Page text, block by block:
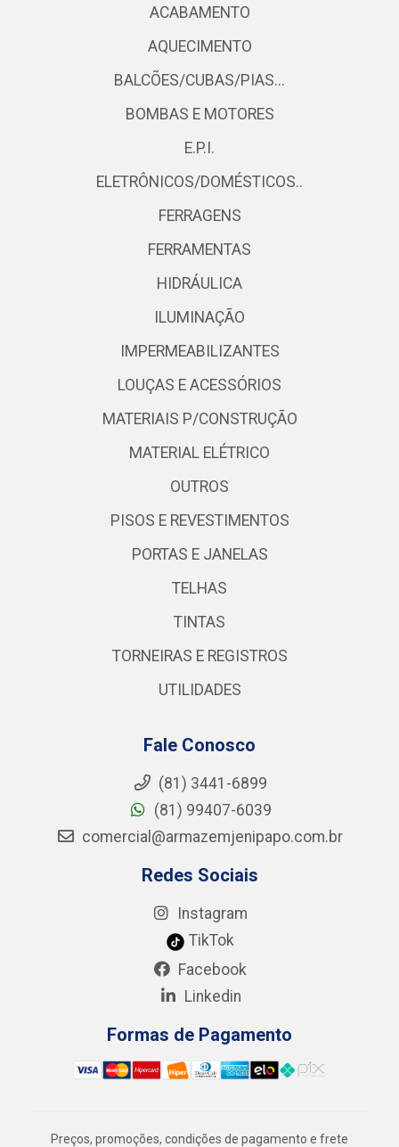
ACABAMENTO
AQUECIMENTO
BALCÕES/CUBAS/PIAS...
BOMBAS E MOTORES
E.P.I.
ELETRÔNICOS/DOMÉSTICOS..
FERRAGENS
FERRAMENTAS
HIDRÁULICA
ILUMINAÇÃO
IMPERMEABILIZANTES
LOUÇAS E ACESSÓRIOS
MATERIAIS P/CONSTRUÇÃO
MATERIAL ELÉTRICO
OUTROS
PISOS E REVESTIMENTOS
PORTAS E JANELAS
TELHAS
TINTAS
TORNEIRAS E REGISTROS
UTILIDADES
Fale Conosco
(81) 3441-6899
(81) 99407-6039
comercial@armazemjenipapo.com.br
Redes Sociais
Instagram
TikTok
Facebook
Linkedin
Formas de Pagamento
Preços, promoções, condições de pagamento e frete